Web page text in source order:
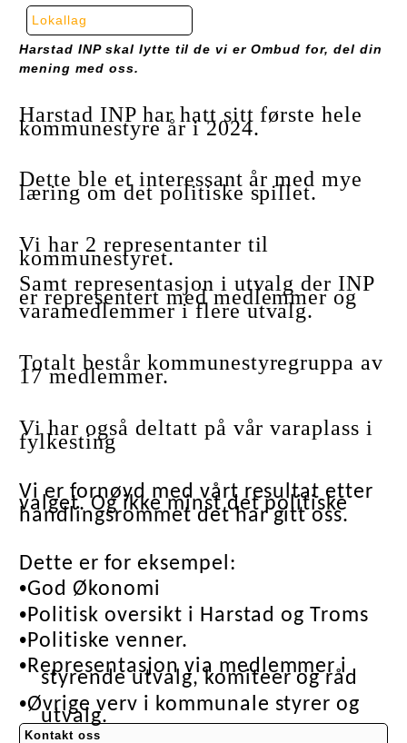
Lokallag
Harstad INP skal lytte til de vi er Ombud for, del din
mening med oss.
Harstad INP har hatt sitt første hele
kommunestyre åri 2024.
Dette ble et interessant år med mye
læring om det politiske spillet.
Vi har 2 representanter til
kommunestyret.
Samt representasjon i utvalg der INP
er representert med medlemmer og
varamedlemmer i flere utvalg.
Totalt består kommunestyregruppa av
17 medlemmer.
Vi har også deltatt på vår varaplass i
fylkesting
Vi er fornøyd med vårt resultat etter
valget. Og ikke minst det politiske
handlingsrommet det har gitt oss.
Dette er for eksempel:
•God Økonomi
•Politisk oversikt i Harstad og Troms
•Politiske venner.
•Representasjon via medlemmer i
styrende utvalg, komiteer og råd
•Øvrige verv i kommunale styrer og
utvalg.
Kontakt oss